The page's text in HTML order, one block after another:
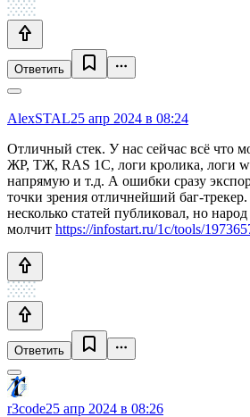
Ответить
AlexSTAL25 апр 2024 в 08:24
Отличный стек. У нас сейчас всё что
ЖР, ТЖ, RAS 1С, логи кролика, логи
напрямую и т.д. А ошибки сразу
точки зрения отличнейший баг-
несколько статей публиковал, но
молчит https://infostart.ru/1c/tools/
Ответить
r3code25 апр 2024 в 08:26